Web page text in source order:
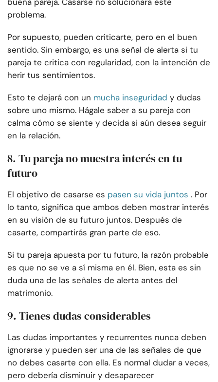
problema.
Por supuesto, pueden criticarte, pero en el buen
sentido. Sin embargo, es una señal de alerta si tu
pareja te critica con regularidad, con la intención de
herir tus sentimientos.
Esto te dejará con un mucha inseguridad y dudas
sobre uno mismo. Hágale saber a su pareja con
calma cómo se siente y decida si aún desea seguir
en la relación.
8. Tu pareja no muestra interés en tu
futuro
El objetivo de casarse es pasen su vida juntos . Por
lo tanto, significa que ambos deben mostrar interés
en su visión de su futuro juntos. Después de
casarte, compartirás gran parte de eso.
Si tu pareja apuesta por tu futuro, la razón probable
es que no se ve a sí misma en él. Bien, esta es sin
duda una de las señales de alerta antes del
matrimonio.
9. Tienes dudas considerables
Las dudas importantes y recurrentes nunca deben
ignorarse y pueden ser una de las señales de que
no debes casarte con ella. Es normal dudar a veces,
pero debería disminuir y desaparecer